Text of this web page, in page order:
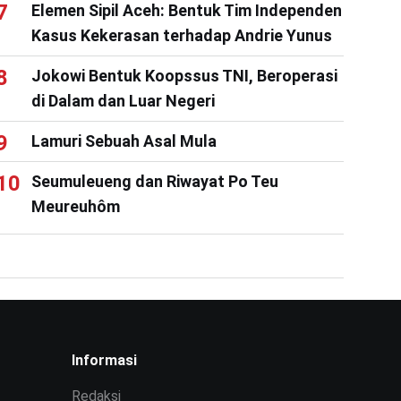
Elemen Sipil Aceh: Bentuk Tim Independen
Kasus Kekerasan terhadap Andrie Yunus
Jokowi Bentuk Koopssus TNI, Beroperasi
di Dalam dan Luar Negeri
Lamuri Sebuah Asal Mula
Seumuleueng dan Riwayat Po Teu
Meureuhôm
Informasi
Redaksi